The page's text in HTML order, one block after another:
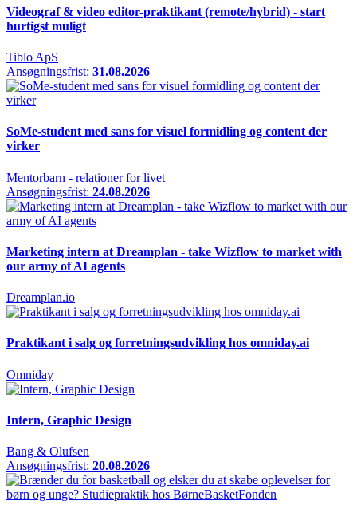
Videograf & video editor-praktikant (remote/hybrid) - start
hurtigst muligt
Tiblo ApS
Ansøgningsfrist: 31.08.2026
SoMe-student med sans for visuel formidling og content der
virker
Mentorbarn - relationer for livet
Ansøgningsfrist: 24.08.2026
Marketing intern at Dreamplan - take Wizflow to market with
our army of AI agents
Dreamplan.io
Praktikant i salg og forretningsudvikling hos omniday.ai
Omniday
Intern, Graphic Design
Bang & Olufsen
Ansøgningsfrist: 20.08.2026